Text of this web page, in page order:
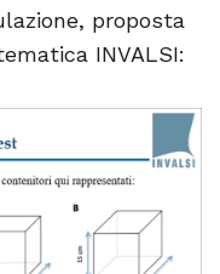
proposta
INVALSI: